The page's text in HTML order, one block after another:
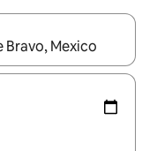
maak je een keuze